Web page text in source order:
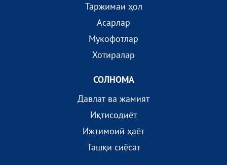
Таржимаи ҳол
Асарлар
Мукофотлар
Хотиралар
СОЛНОМА
Давлат ва жамият
Иқтисодиёт
Ижтимоий ҳаёт
Ташқи сиёсат